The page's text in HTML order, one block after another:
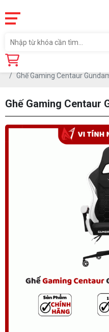
Trang chủ
Ghế Gaming Centaur
Ghế Gaming Centaur